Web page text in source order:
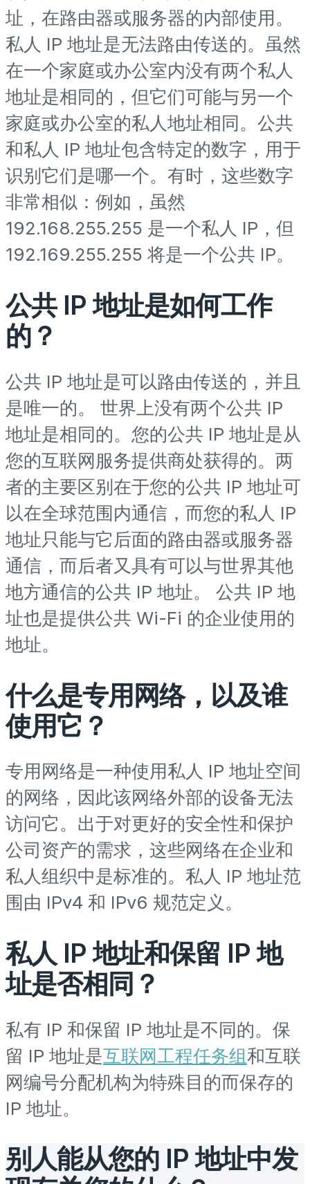
址，在路由器或服务器的内部使用。
私人 IP 地址是无法路由传送的。虽然
在一个家庭或办公室内没有两个私人
地址是相同的，但它们可能与另一个
家庭或办公室的私人地址相同。公共
和私人 IP 地址包含特定的数字，用于
识别它们是哪一个。有时，这些数字
非常相似：例如，虽然
192.168.255.255 是一个私人 IP，但
192.169.255.255 将是一个公共 IP。
公共 IP 地址是如何工作
的？
公共 IP 地址是可以路由传送的，并且
是唯一的。 世界上没有两个公共 IP
地址是相同的。您的公共 IP 地址是从
您的互联网服务提供商处获得的。两
者的主要区别在于您的公共 IP 地址可
以在全球范围内通信，而您的私人 IP
地址只能与它后面的路由器或服务器
通信，而后者又具有可以与世界其他
地方通信的公共 IP 地址。 公共 IP 地
址也是提供公共 Wi-Fi 的企业使用的
地址。
什么是专用网络，以及谁
使用它？
专用网络是一种使用私人 IP 地址空间
的网络，因此该网络外部的设备无法
访问它。出于对更好的安全性和保护
公司资产的需求，这些网络在企业和
私人组织中是标准的。私人 IP 地址范
围由 IPv4 和 IPv6 规范定义。
私人 IP 地址和保留 IP 地
址是否相同？
私有 IP 和保留 IP 地址是不同的。保
留 IP 地址是互联网工程任务组和互联
网编号分配机构为特殊目的而保存的
IP 地址。
别人能从您的 IP 地址中发